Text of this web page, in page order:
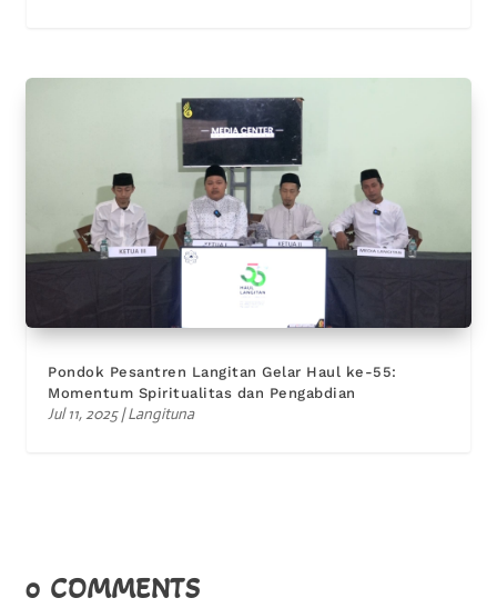
Pondok Pesantren Langitan Gelar Haul ke-55:
Momentum Spiritualitas dan Pengabdian
Jul 11, 2025|Langituna
0 COMMENTS